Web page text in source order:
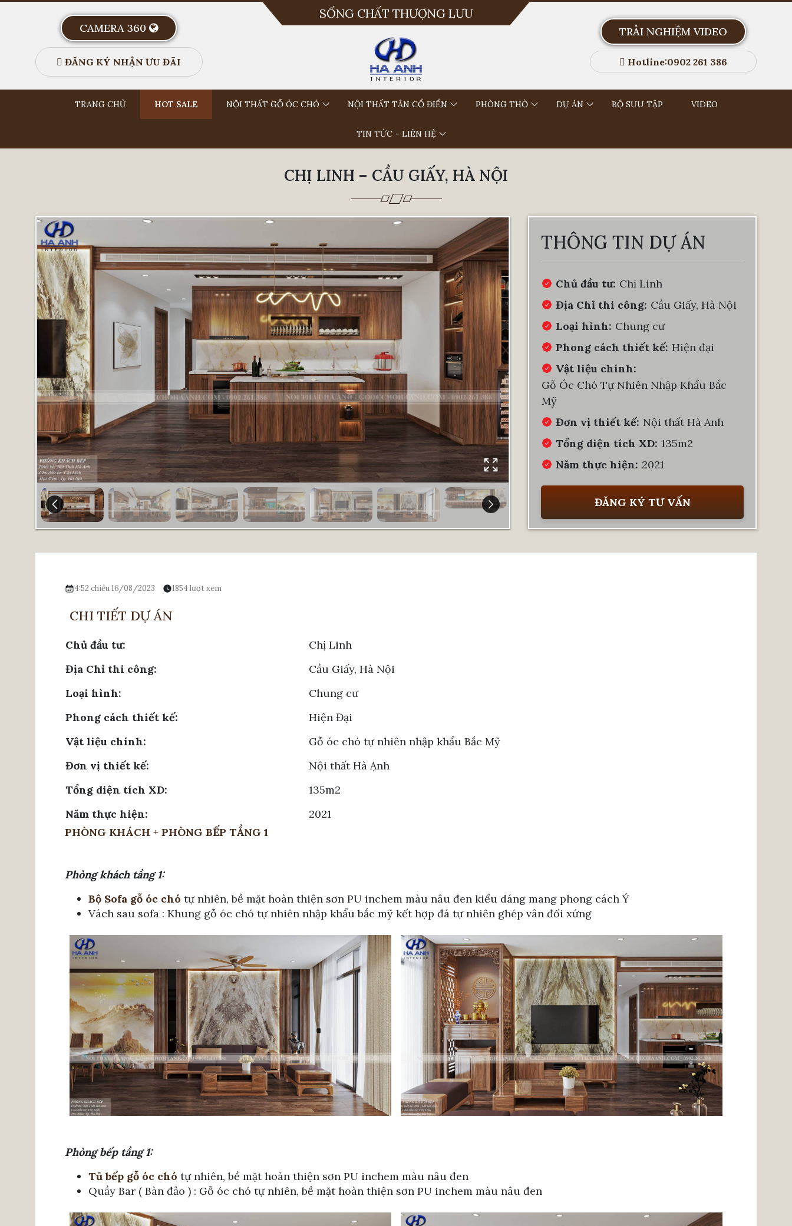
CAMERA 360
ĐĂNG KÝ NHẬN ƯU ĐÃI
SỐNG CHẤT THƯỢNG LƯU
TRẢI NGHIỆM VIDEO
Hotline:0902 261 386
TRANG CHỦ HOT SALE NỘI THẤT GỖ ÓC CHÓ NỘI THẤT TÂN CỔ ĐIỂN PHÒNG THỜ DỰ ÁN BỘ SƯU TẬP VIDEO
TIN TỨC – LIÊN HỆ
CHỊ LINH – CẦU GIẤY, HÀ NỘI
THÔNG TIN DỰ ÁN
Chủ đầu tư: Chị Linh
Địa Chỉ thi công: Cầu Giấy, Hà Nội
Loại hình: Chung cư
Phong cách thiết kế: Hiện đại
Vật liệu chính:
Gỗ Óc Chó Tự Nhiên Nhập Khẩu Bắc
Mỹ
Đơn vị thiết kế: Nội thất Hà Anh
Tổng diện tích XD: 135m2
Năm thực hiện: 2021
ĐĂNG KÝ TƯ VẤN
4:52 chiều 16/08/2023 1854 lượt xem
CHI TIẾT DỰ ÁN
Chủ đầu tư:
Chị Linh
Địa Chỉ thi công:
Cầu Giấy, Hà Nội
Loại hình:
Chung cư
Phong cách thiết kế:
Hiện Đại
Vật liệu chính:
Gỗ óc chó tự nhiên nhập khẩu Bắc Mỹ
Đơn vị thiết kế:
Nội thất Hà Ạnh
Tổng diện tích XD:
135m2
Năm thực hiện:
2021
PHÒNG KHÁCH + PHÒNG BẾP TẦNG 1
Phòng khách tầng 1:
Bộ Sofa gỗ óc chó tự nhiên, bề mặt hoàn thiện sơn PU inchem màu nâu đen kiểu dáng mang phong cách Ý
Vách sau sofa : Khung gỗ óc chó tự nhiên nhập khẩu bắc mỹ kết hợp đá tự nhiên ghép vân đối xứng
Phòng bếp tầng 1:
Tủ bếp gỗ óc chó tự nhiên, bề mặt hoàn thiện sơn PU inchem màu nâu đen
Quầy Bar ( Bàn đảo ) : Gỗ óc chó tự nhiên, bề mặt hoàn thiện sơn PU inchem màu nâu đen